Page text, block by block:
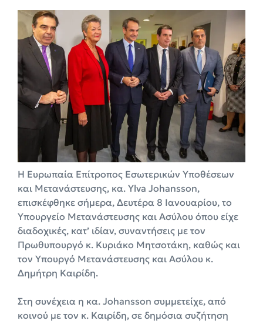
Η Ευρωπαία Επίτροπος Εσωτερικών Υποθέσεων
και Μετανάστευσης, κα. Ylva Johansson,
επισκέφθηκε σήμερα, Δευτέρα 8 Ιανουαρίου, το
Υπουργείο Μετανάστευσης και Ασύλου όπου είχε
διαδοχικές, κατ’ ιδίαν, συναντήσεις με τον
Πρωθυπουργό κ. Κυριάκο Μητσοτάκη, καθώς και
τον Υπουργό Μετανάστευσης και Ασύλου κ.
Δημήτρη Καιρίδη.
Στη συνέχεια η κα. Johansson συμμετείχε, από
κοινού με τον κ. Καιρίδη, σε δημόσια συζήτηση